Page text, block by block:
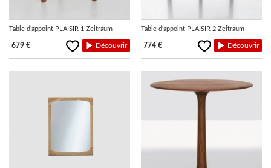
Table d'appoint PLAISIR 1 Zeitraum
679 € Découvrir
Table d'appoint PLAISIR 2 Zeitraum
774 € Découvrir